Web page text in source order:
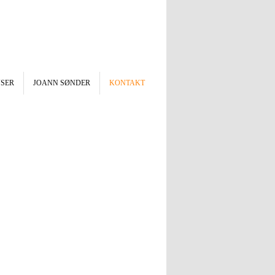
JOANN SØNDER KONTAKT